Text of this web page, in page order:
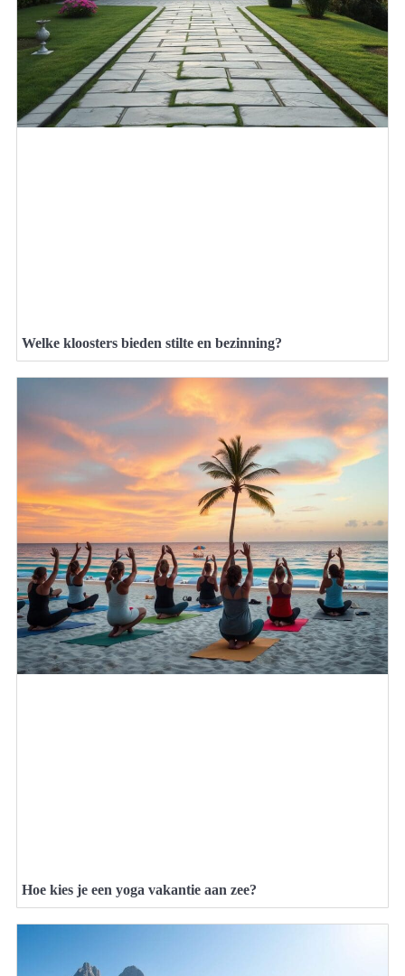
Welke kloosters bieden stilte en bezinning?
Hoe kies je een yoga vakantie aan zee?